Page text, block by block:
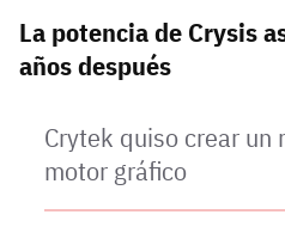
La potencia de Crysis
años después
Crytek quiso crear un
motor gráfico